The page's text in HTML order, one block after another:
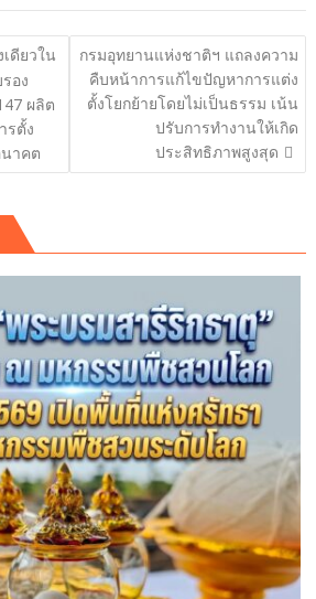
ดียวใน
อง
ผลิต
รตั้ง
าคต
กรมอุทยานแห่งชาติฯ แถลงความ
คืบหน้าการแก้ไขปัญหาการแต่ง
ตั้งโยกย้ายโดยไม่เป็นธรรม เน้น
ปรับการทำงานให้เกิด
ประสิทธิภาพสูงสุด